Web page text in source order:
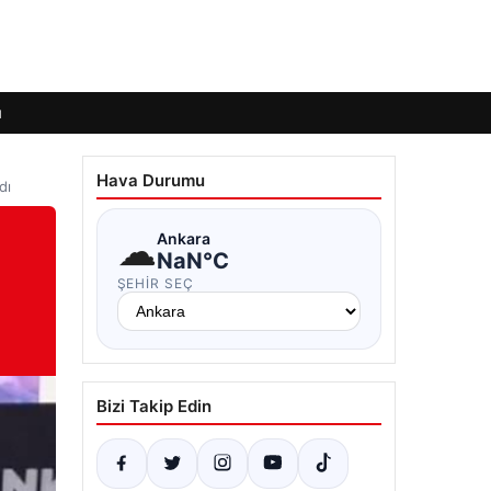
Hava Durumu
☁Ankara
NaN°C
ŞEHIR SEÇ
Bizi Takip Edin